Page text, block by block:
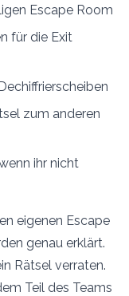
Escape Room
für die Exit
zum anderen
ihr nicht
eigenen Escape
genau erklärt.
Rätsel verraten.
Teil des Teams